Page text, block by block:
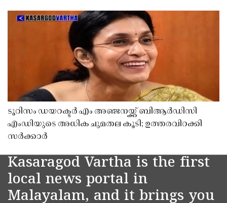
ടൂറിസം ഡയറക്ടർ എം അഞ്ജനയ്ക്ക് ബിആർഡിസി
എംഡിയുടെ അധിക ചുമതല കൂടി; ഉത്തരവിറക്കി
സർക്കാർ
Kasaragod Vartha is the first
local news portal in
Malayalam, and it brings you